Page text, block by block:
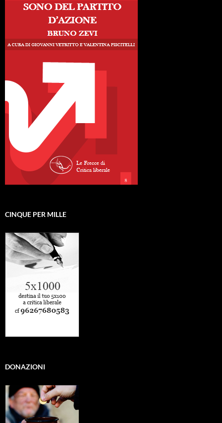
CINQUE PER MILLE
DONAZIONI